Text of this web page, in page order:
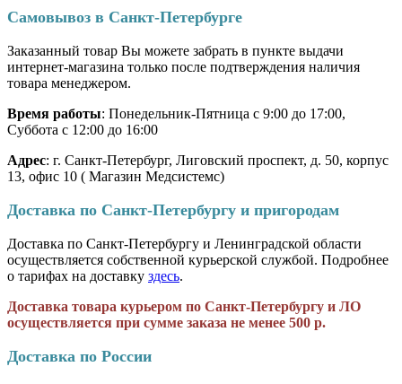
Самовывоз в Санкт-Петербурге
Заказанный товар Вы можете забрать в пункте выдачи
интернет-магазина только после подтверждения наличия
товара менеджером.
Время работы: Понедельник-Пятница с 9:00 до 17:00,
Суббота с 12:00 до 16:00
Адрес: г. Санкт-Петербург, Лиговский проспект, д. 50, корпус
13, офис 10 ( Магазин Медсистемс)
Доставка по Санкт-Петербургу и пригородам
Доставка по Санкт-Петербургу и Ленинградской области
осуществляется собственной курьерской службой. Подробнее
о тарифах на доставку здесь.
Доставка товара курьером по Санкт-Петербургу и ЛО
осуществляется при сумме заказа не менее 500 р.
Доставка по России